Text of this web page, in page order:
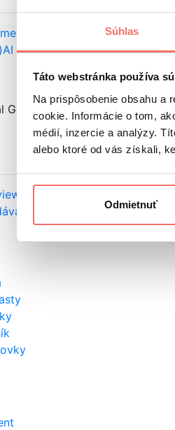
Súhlas
Táto webstránka používa
Na prispôsobenie obsahu a
cookie. Informácie o tom,
médií, inzercie a analýzy.
alebo ktoré od vás získali,
Odmietnuť
to menej návštev pre
AI vyhľadávanieNávštevnosť
Gališin, Matej Mitterhauszer
naše obavy? Otestovali
Návštevnosť webuRank